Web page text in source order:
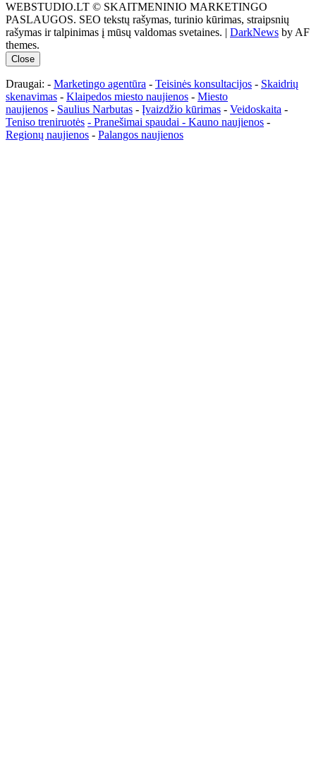
WEBSTUDIO.LT © SKAITMENINIO MARKETINGO
PASLAUGOS. SEO tekstų rašymas, turinio kūrimas, straipsnių
rašymas ir talpinimas į mūsų valdomas svetaines. | DarkNews by AF
themes.
Close
Draugai: - Marketingo agentūra - Teisinės konsultacijos - Skaidrių
skenavimas - Klaipedos miesto naujienos - Miesto
naujienos - Saulius Narbutas - Įvaizdžio kūrimas - Veidoskaita -
Teniso treniruotės - Pranešimai spaudai - Kauno naujienos -
Regionų naujienos - Palangos naujienos